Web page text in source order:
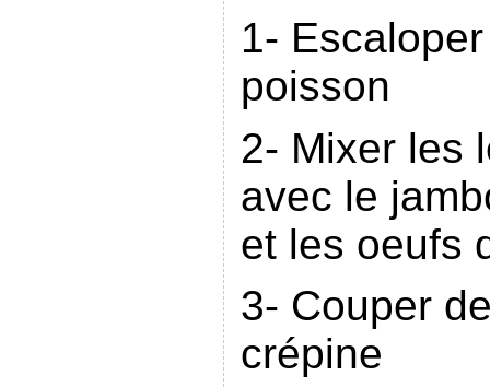
1-
poisson
2- Mixer les
avec le
et les oeufs
3- Couper
crépine